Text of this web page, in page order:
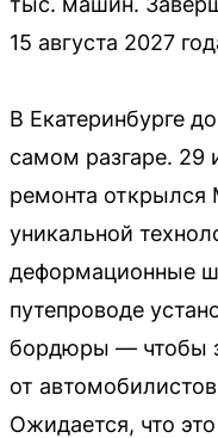
15 августа 2027
В Екатеринбурге
самом разгаре. 29
ремонта
уникальной
деформационные
путепроводе
бордюры — чтобы
от
Ожидается, что